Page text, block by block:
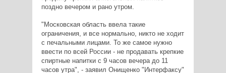
поздно вечером и рано утром.
"Московская область ввела такие
ограничения, и все нормально, никто не ходит
с печальными лицами. То же самое нужно
ввести по всей России - не продавать крепкие
спиртные напитки с 9 часов вечера до 11
часов утра", - заявил Онищенко "Интерфаксу"